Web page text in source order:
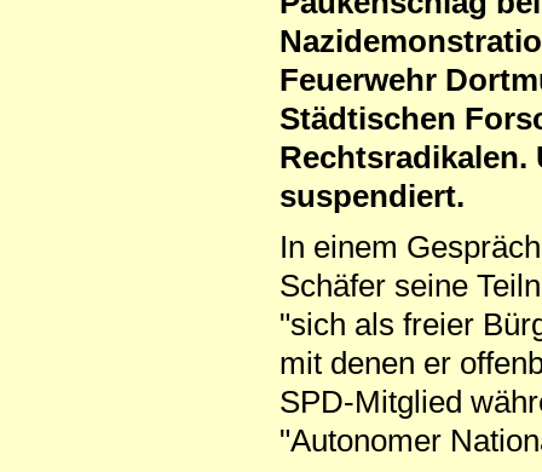
Feuerwehr
Städtischen
suspendiert.
In einem
Schäfer seine
"sich als freier
mit denen er
SPD-Mitglied
"Autonomer